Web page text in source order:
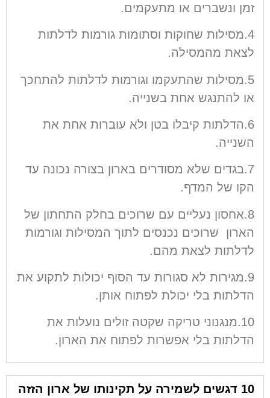
זמן ונשברים או מתעקמים.
4.מסילות שחוקות וסתומות גורמות לדלתות
לצאת מהמסילה.
5.מסילות שהתעקמו וגורמות לדלתות להתחכך
או להתנגש אחת בשנייה.
6.הדלתות קיבלו בטן ולא עוברות אחת את
השנייה.
7.בגדים שלא מסודרים בארון בצורה נכונה עד
הקו של המדף.
8.אחסון נעליים עם שרוכים בחלק התחתון של
הארון שרוכים נכנסים לתוך המסילות וגורמות
לדלתות לצאת מהם.
9.מגירות לא סגורות עד הסוף יכולות לתקוע את
הדלתות בלי יכולת לפתוח אותן.
10.מנגנוני טריקה שקטה זולים נועלות את
הדלתות בלי אפשרות לפתוח את הארון.
10 דגשים לשמירה על תקינותו של ארון הזזה